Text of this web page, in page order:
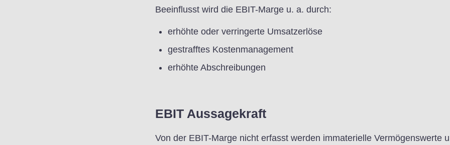
Beeinflusst wird die EBIT-Marge u. a. durch:
erhöhte oder verringerte Umsatzerlöse
gestrafftes Kostenmanagement
erhöhte Abschreibungen
EBIT Aussagekraft
Von der EBIT-Marge nicht erfasst werden immaterielle Vermögenswerte